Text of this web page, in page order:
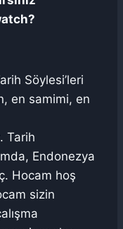
Söylesi’leri
en samimi, en
Tarih
Endonezya
Hocam hoş
sizin